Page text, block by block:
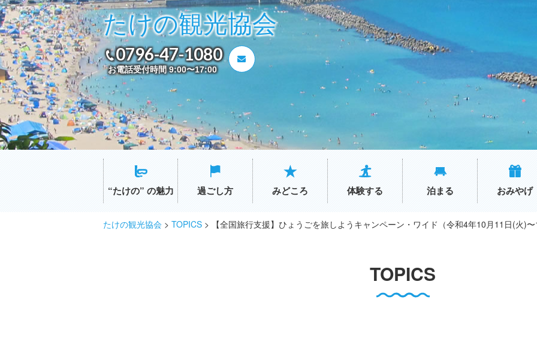
たけの観光協会
0796-47-1080
お電話受付時間 9:00〜17:00
“たけの” の魅力 過ごし方 みどころ 体験する 泊まる おみやげ
たけの観光協会 > TOPICS > 【全国旅行支援】ひょうごを旅しようキャンペーン・ワイド（令和4年10月11日(火)
TOPICS